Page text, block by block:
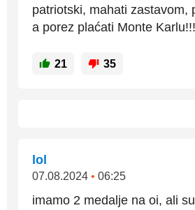
patriotski, mahati zastavom,
a porez plaćati Monte
21 35
lol
07.08.2024 • 06:25
imamo 2 medalje na oi, ali